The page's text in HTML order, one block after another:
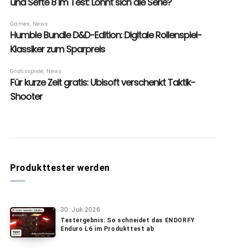
Produkttester werden
30. Juli 2026
Testergebnis: So schneidet das ENDORFY
Enduro L6 im Produkttest ab